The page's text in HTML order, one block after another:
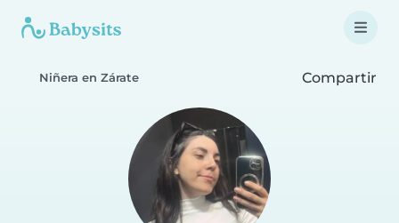
Niñera en Zárate Compartir